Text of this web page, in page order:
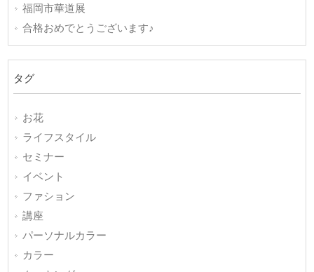
福岡市華道展
合格おめでとうございます♪
タグ
お花
ライフスタイル
セミナー
イベント
ファション
講座
パーソナルカラー
カラー